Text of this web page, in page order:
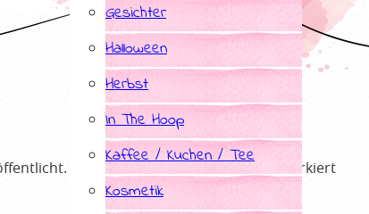
Gesichter
Halloween
Herbst
In The Hoop
Kaffee / Kuchen / Tee
Kosmetik
markiert